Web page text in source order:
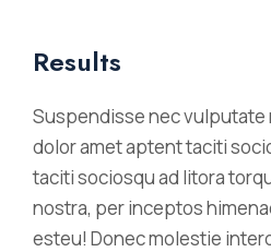
Results
Suspendisse nec vulputate
dolor amet aptent taciti
taciti sociosqu ad litora
nostra, per inceptos
esteu! Donec molestie